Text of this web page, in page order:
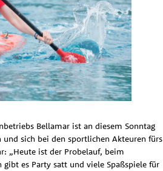
Bellamar ist an diesem Sonntag
sich bei den sportlichen Akteuren fürs
„Heute ist der Probelauf, beim
es Party satt und viele Spaßspiele für